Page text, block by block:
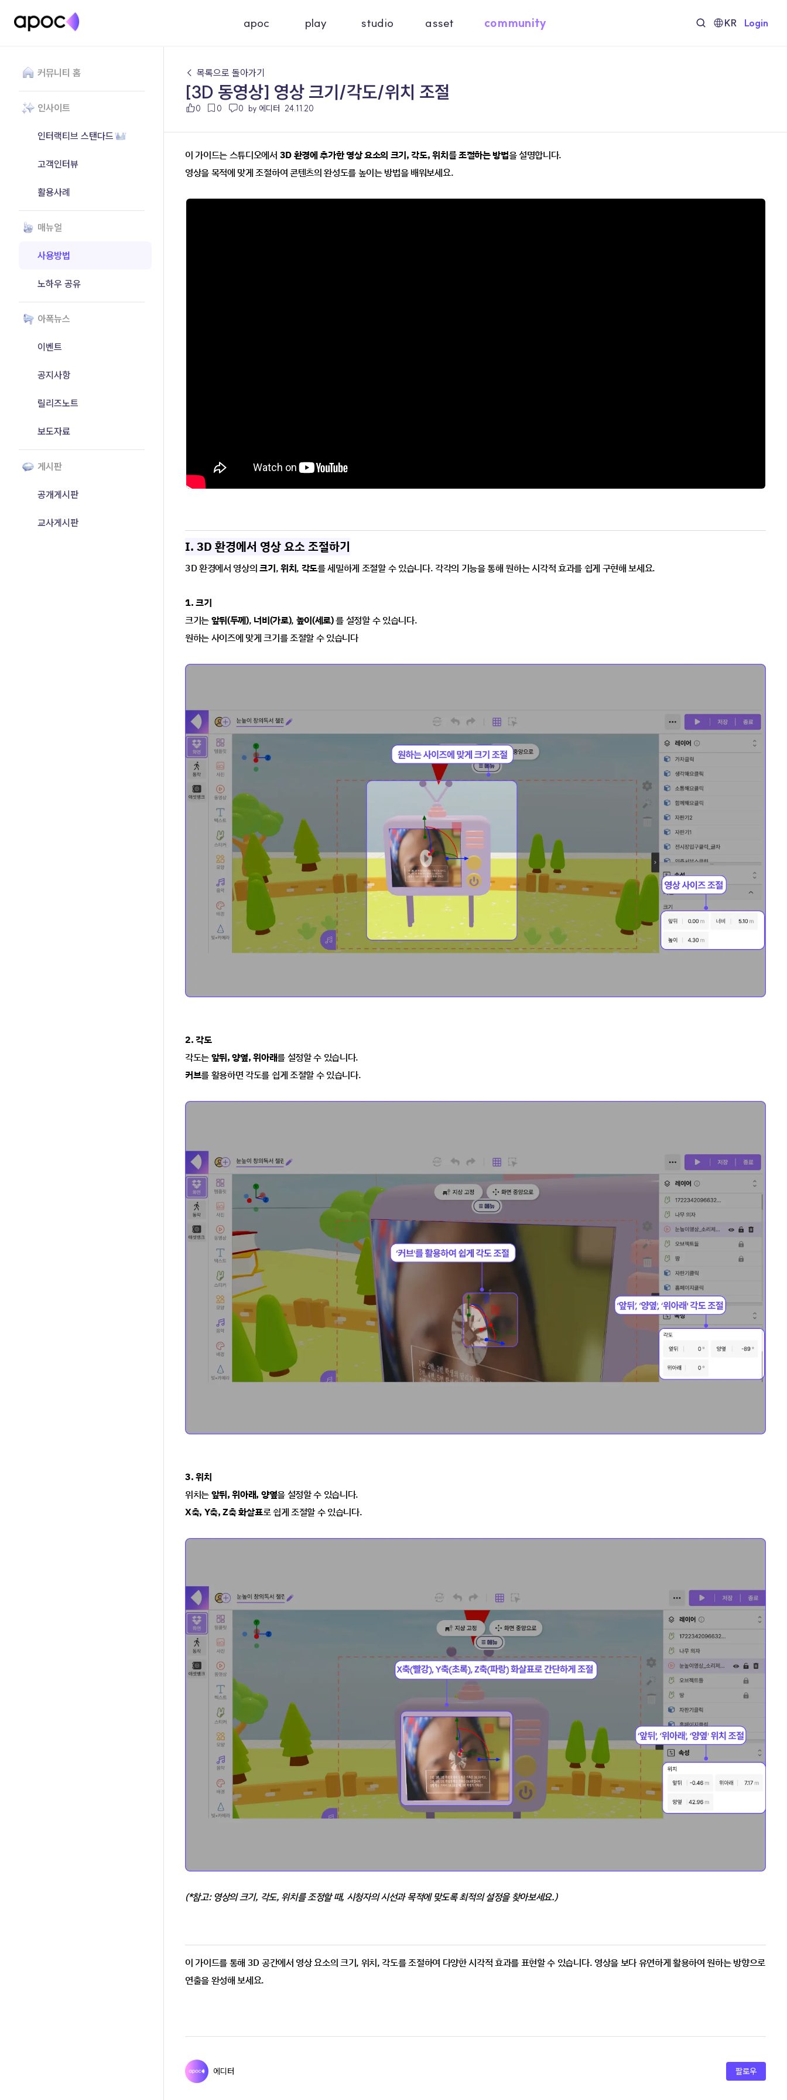
apoc play studio asset community KR Login
커뮤니티 홈
인사이트
인터랙티브 스탠다드
고객인터뷰
활용사례
매뉴얼
사용방법
노하우 공유
아폭뉴스
이벤트
공지사항
릴리즈노트
보도자료
게시판
공개게시판
교사게시판
← 목록으로 돌아가기
[3D 동영상] 영상 크기/각도/위치 조절
0 0 0 by 에디터 24.11.20
이 가이드는 스튜디오에서 3D 환경에 추가한 영상 요소의 크기, 각도, 위치를 조절하는 방법을 설명합니다.
영상을 목적에 맞게 조절하여 콘텐츠의 완성도를 높이는 방법을 배워보세요.
I. 3D 환경에서 영상 요소 조절하기
3D 환경에서 영상의 크기, 위치, 각도를 세밀하게 조절할 수 있습니다. 각각의 기능을 통해 원하는 시각적 효과를 쉽게 구현해 보세요.
1. 크기
크기는 앞뒤(두께), 너비(가로), 높이(세로) 를 설정할 수 있습니다.
원하는 사이즈에 맞게 크기를 조절할 수 있습니다
2. 각도
각도는 앞뒤, 양옆, 위아래를 설정할 수 있습니다.
커브를 활용하면 각도를 쉽게 조절할 수 있습니다.
3. 위치
위치는 앞뒤, 위아래, 양옆을 설정할 수 있습니다.
X축, Y축, Z축 화살표로 쉽게 조절할 수 있습니다.
(*참고: 영상의 크기, 각도, 위치를 조정할 때, 시청자의 시선과 목적에 맞도록 최적의 설정을 찾아보세요.)
이 가이드를 통해 3D 공간에서 영상 요소의 크기, 위치, 각도를 조절하여 다양한 시각적 효과를 표현할 수 있습니다. 영상을 보다 유연하게 활용하여 원하는 방향으로
연출을 완성해 보세요.
에디터 팔로우